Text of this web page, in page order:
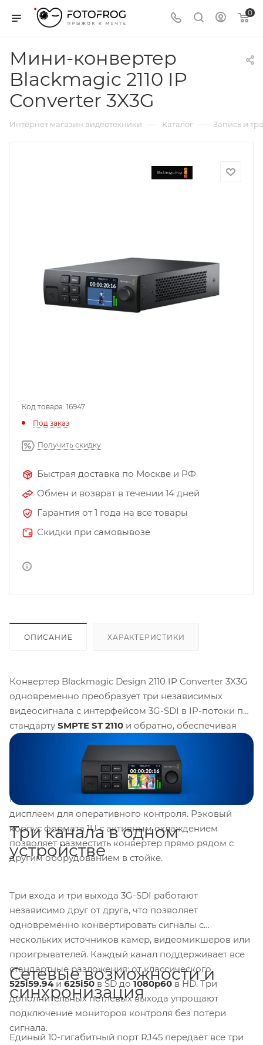
0
Мини-конвертер
Blackmagic 2110 IP
Converter 3X3G
Интернет магазин видеотехники — Каталог — Запись и
Код товара: 16947
Под заказ
Получить скидку
Быстрая доставка по Москве и РФ
Обмен и возврат в течении 14 дней
Гарантия от 1 года на все товары
Скидки при самовывозе
ОПИСАНИЕ ХАРАКТЕРИСТИКИ
Конвертер Blackmagic Design 2110 IP Converter 3X3G
одновременно преобразует три независимых
видеосигнала с интерфейсом 3G-SDI в IP-потоки по
стандарту SMPTE ST 2110 и обратно, обеспечивая
плавную интеграцию существующего SDI-
оборудования в современные сетевые студийные
среды. Устройство поддерживает работу с тремя
разными видеоформатами одновременно,
передаёт до
16 каналов аудиои оснащено цветным
дисплеем для оперативного контроля. Рэковый
корпус формата 1U с активным охлаждением
позволяет разместить конвертер прямо рядом с
другим оборудованием в стойке.
Три канала в одном
устройстве
Три входа и три выхода 3G-SDI работают
независимо друг от друга, что позволяет
одновременно конвертировать сигналы с
нескольких источников камер, видеомикшеров или
проигрывателей. Каждый канал поддерживает все
стандартные разложения: от классического
525i59.94и625i50 в SD до1080p60 в HD. Три
дополнительных петлевых выхода упрощают
подключение мониторов контроля без потери
сигнала.
Сетевые возможности и
синхронизация
Единый 10-гигабитный порт RJ45 передаёт все три